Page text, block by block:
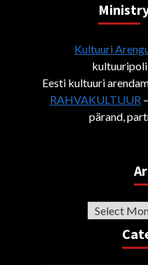
Kultuuri
Eesti kultuuri
RAHVAKULTUUR
pärand,
Archive